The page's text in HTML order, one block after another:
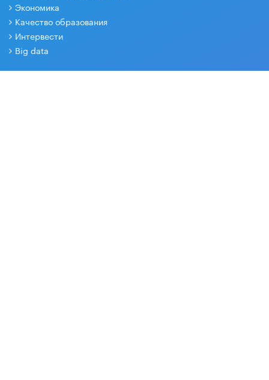
Экономика
Качество образования
Интервести
Big data